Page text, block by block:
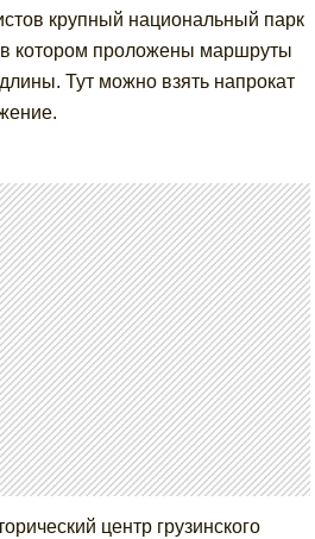
крупный национальный парк
котором проложены маршруты
Тут можно взять напрокат
центр грузинского